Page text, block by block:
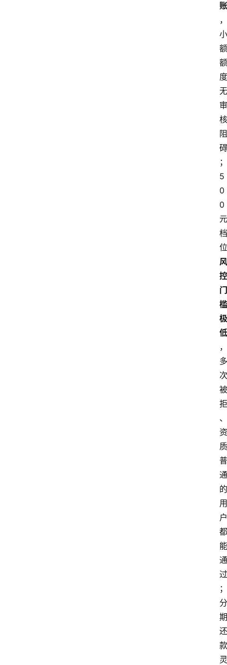
账
，
小
额
额
度
无
审
核
阻
碍
；
5
0
0
元
档
位
风
控
门
槛
极
低
，
多
次
被
拒
、
资
质
普
通
的
用
户
都
能
通
过
；
分
期
还
款
灵